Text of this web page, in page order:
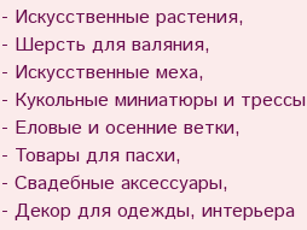
- Искусственные растения,
- Шерсть для валяния,
- Искусственные меха,
- Кукольные миниатюры и
- Еловые и осенние ветки,
- Товары для пасхи,
- Свадебные аксессуары,
- Декор для одежды, интерьера